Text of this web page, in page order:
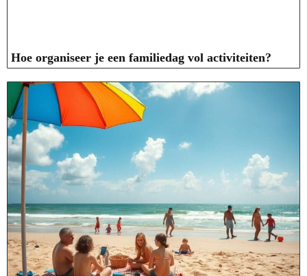
Hoe organiseer je een familiedag vol activiteiten?